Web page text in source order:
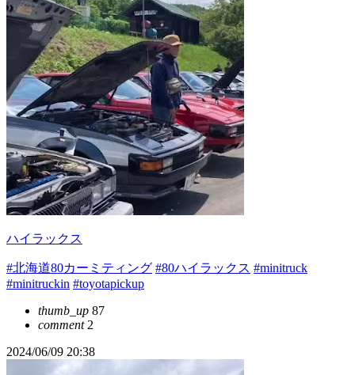
ハイラックス
#北海道80カーミティング #80ハイラックス #minitruck
#minitruckin #toyotapickup
thumb_up 87
comment2
2024/06/09 20:38